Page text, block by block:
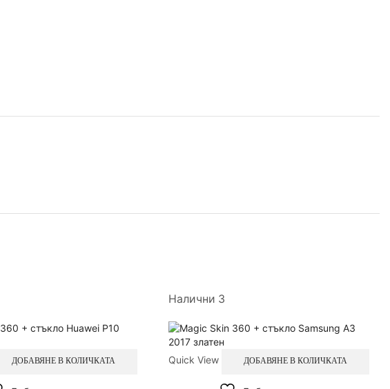
ДОБАВЯНЕ В КОЛИЧКАТА
Налични 3
Quick View ДОБАВЯНЕ В КОЛИЧКАТА